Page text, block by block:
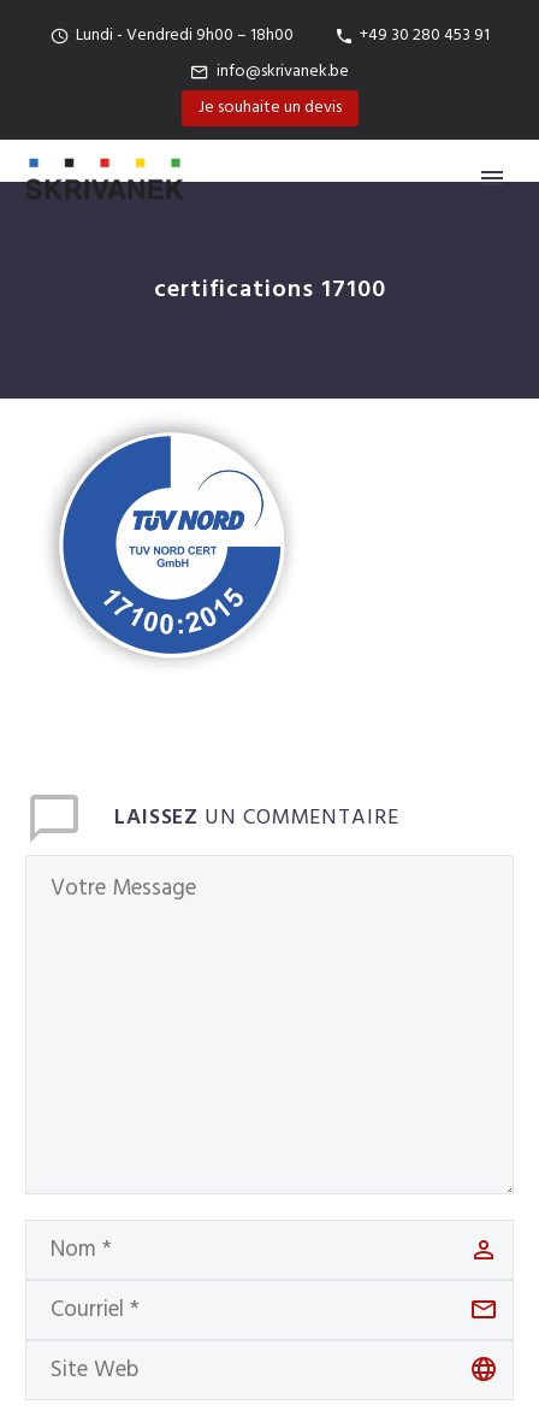
Lundi - Vendredi 9h00 – 18h00
+49 30 280 453 91
info@skrivanek.be
Je souhaite un devis
Français
certifications 17100
LAISSEZ UN COMMENTAIRE